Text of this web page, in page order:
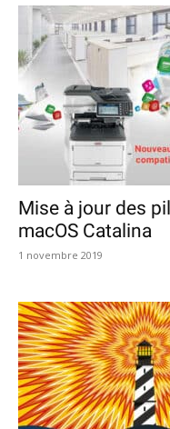
Mise à jour des
macOS Catalina
1 novembre 2019